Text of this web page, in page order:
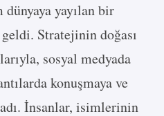
dünyaya yayılan bir
Stratejinin doğası
sosyal medyada
konuşmaya ve
İnsanlar, isimlerinin